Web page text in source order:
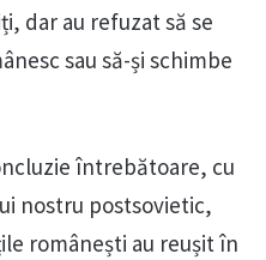
dar au refuzat să se
sau să-și schimbe
întrebătoare, cu
nostru postsovietic,
românești au reușit în